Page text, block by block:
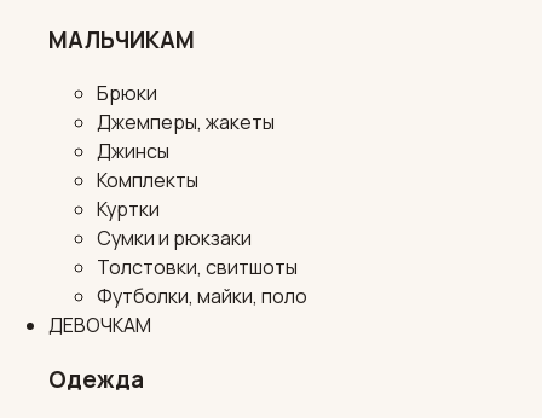
МАЛЬЧИКАМ
Брюки
Джемперы, жакеты
Джинсы
Комплекты
Куртки
Сумки и рюкзаки
Толстовки, свитшоты
Футболки, майки, поло
ДЕВОЧКАМ
Одежда